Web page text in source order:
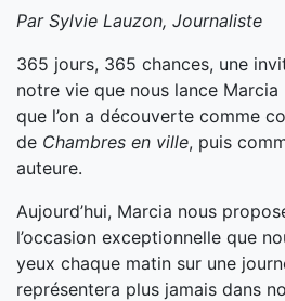
Par Sylvie Lauzon, Journaliste
365 jours, 365 chances, une
notre vie que nous lance
que l’on a découverte comme
de Chambres en ville, puis
auteure.
Aujourd’hui, Marcia nous
l’occasion exceptionnelle que
yeux chaque matin sur une
représentera plus jamais dans